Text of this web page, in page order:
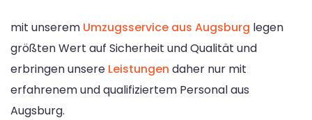
mit unserem Umzugsservice aus Augsburg legen
größten Wert auf Sicherheit und Qualität und
erbringen unsere Leistungen daher nur mit
erfahrenem und qualifiziertem Personal aus
Augsburg.